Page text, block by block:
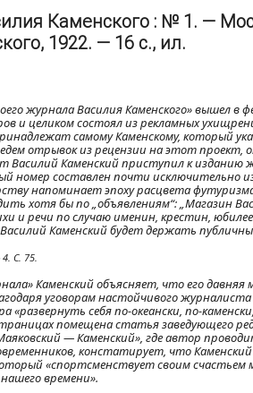
Каменского : № 1. —
1922. — 16 с., ил.
журнала Василия Каменского» вышел в
и целиком состоял из рекламных
самому Каменскому, который
отрывок из рецензии на этот проект,
Василий Каменский приступил к изданию
номер составлен почти исключительно
напоминает эпоху расцвета
хотя бы по „объявлениям“: „Магазин
и речи по случаю именин, крестин,
Каменский будет держать
С. 75.
Каменский объясняет, что его давняя
уговорам настойчивого
«развернуть себя по-океански, по-
помещена статья заведующего
— Каменский», где автор
констатирует, что
«спортсменствует своим счастьем
времени».